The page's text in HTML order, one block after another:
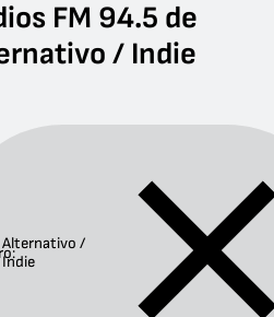
Radios FM
Radios FM
Alternativo
FM 94.5 de
/ Indie
Alternativo /
Indie